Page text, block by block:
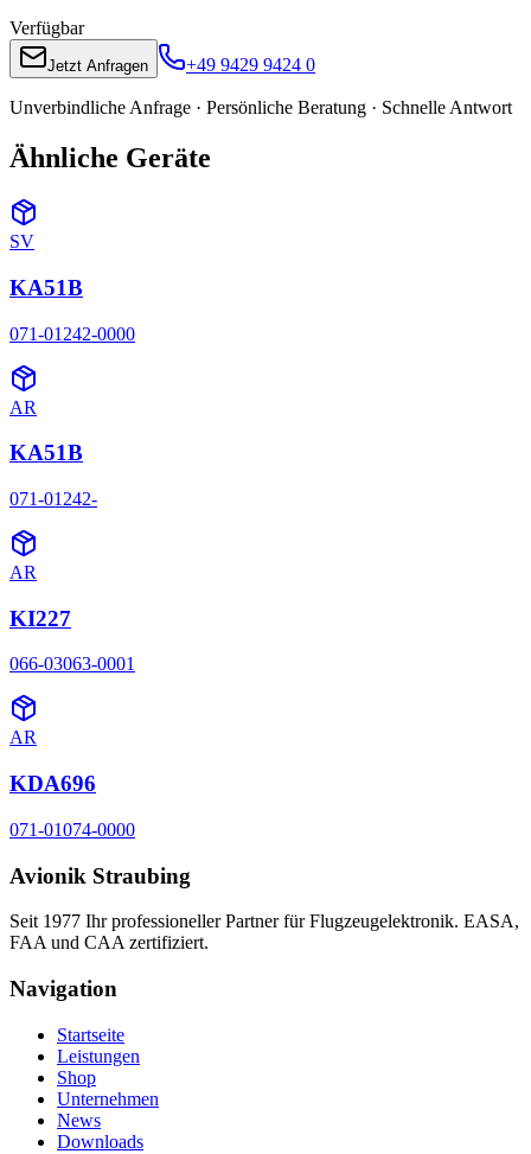
Verfügbar
Jetzt Anfragen +49 9429 9424 0
Unverbindliche Anfrage · Persönliche Beratung · Schnelle Antwort
Ähnliche Geräte
SV
KA51B
071-01242-0000
AR
KA51B
071-01242-
AR
KI227
066-03063-0001
AR
KDA696
071-01074-0000
Avionik Straubing
Seit 1977 Ihr professioneller Partner für Flugzeugelektronik. EASA,
FAA und CAA zertifiziert.
Navigation
Startseite
Leistungen
Shop
Unternehmen
News
Downloads